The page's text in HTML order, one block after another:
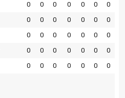
0 0 0 0 0 0 0
0 0 0 0 0 0 0
0 0 0 0 0 0 0
0 0 0 0 0 0 0
0 0 0 0 0 0 0